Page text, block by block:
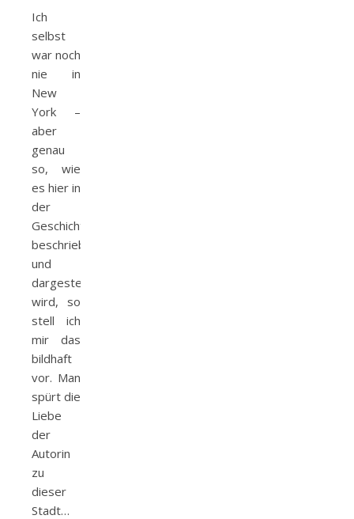
Ich
selbst
war noch
nie in
New
York –
aber
genau
so, wie
es hier in
der
Geschichte
beschrieben
und
dargestellt
wird, so
stell ich
mir das
bildhaft
vor. Man
spürt die
Liebe
der
Autorin
zu
dieser
Stadt…